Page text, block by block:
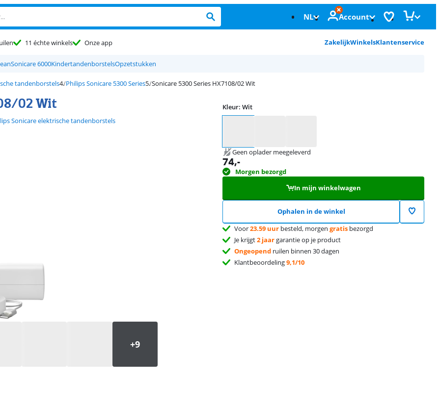
NL Account
11 échte winkels Onze app ZakelijkWinkelsKlantenservice
Sonicare 6000KindertandenborstelsOpzetstukken
tandenborstels Philips Sonicare 5300 Series Sonicare 5300 Series HX7108/02 Wit
02 Wit
Sonicare elektrische tandenborstels
Kleur:Wit
Geen oplader meegeleverd
74,-
Morgen bezorgd
In mijn winkelwagen
Ophalen in de winkel
Voor23.59 uur besteld, morgengratis bezorgd
Je krijgt2 jaargarantie op je product
Ongeopend ruilen binnen 30 dagen
Klantbeoordeling9,1/10